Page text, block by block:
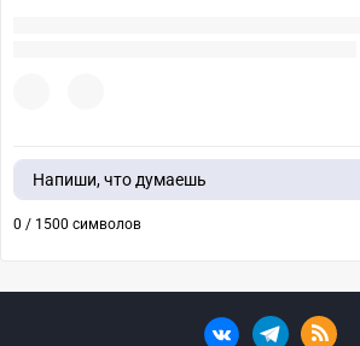
Напиши, что думаешь
0 / 1500 символов